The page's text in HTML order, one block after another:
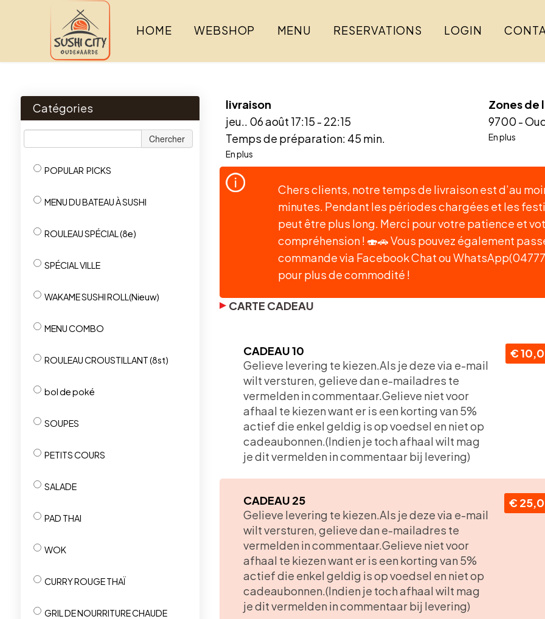
HOME WEBSHOP MENU RESERVATIONS LOGIN
Catégories
Chercher
POPULAR PICKS
MENU DU BATEAU À SUSHI
ROULEAU SPÉCIAL (8e)
SPÉCIAL VILLE
WAKAME SUSHI ROLL(Nieuw)
MENU COMBO
ROULEAU CROUSTILLANT (8st)
bol de poké
SOUPES
PETITS COURS
SALADE
PAD THAI
WOK
CURRY ROUGE THAÏ
GRIL DE NOURRITURE CHAUDE
livraison
jeu.. 06 août 17:15 - 22:15
Temps de préparation: 45 min.
En plus
Zones de
9700 -
En plus
Chers clients, notre temps de livraison est d’au
minutes. Pendant les périodes chargées et les
peut être plus long. Merci pour votre patience et
compréhension ! 🍣🚗 Vous pouvez également
commande via Facebook Chat ou
pour plus de commodité !
CARTE CADEAU
CADEAU 10
​Gelieve levering te kiezen.Als je deze via e-mail
wilt versturen, gelieve dan e-mailadres te
vermelden in commentaar.Gelieve niet voor
afhaal te kiezen want er is een korting van 5%
actief die enkel geldig is op voedsel en niet op
cadeaubonnen.(Indien je toch afhaal wilt mag
je dit vermelden in commentaar bij levering)
€
CADEAU 25
​Gelieve levering te kiezen.Als je deze via e-mail
wilt versturen, gelieve dan e-mailadres te
vermelden in commentaar.Gelieve niet voor
afhaal te kiezen want er is een korting van 5%
actief die enkel geldig is op voedsel en niet op
cadeaubonnen.(Indien je toch afhaal wilt mag
je dit vermelden in commentaar bij levering)
€